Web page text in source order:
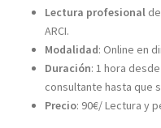
Lectura profesional
ARCI.
Modalidad: Online en
Duración: 1 hora
consultante hasta que
Precio: 90€/ Lectura y